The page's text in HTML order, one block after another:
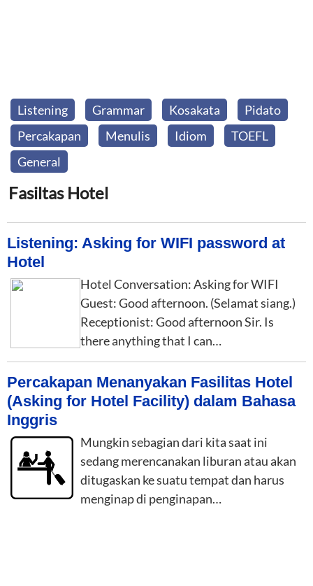
Listening Grammar Kosakata
Pidato
Percakapan
Menulis Idiom
TOEFL
General
Fasiltas Hotel
Listening: Asking for WIFI password at
Hotel
Hotel Conversation: Asking for WIFI
Guest: Good afternoon. (Selamat siang.)
Receptionist: Good afternoon Sir. Is
there anything that I can…
Percakapan Menanyakan Fasilitas Hotel
(Asking for Hotel Facility) dalam Bahasa
Inggris
Mungkin sebagian dari kita saat ini
sedang merencanakan liburan atau akan
ditugaskan ke suatu tempat dan harus
menginap di penginapan…